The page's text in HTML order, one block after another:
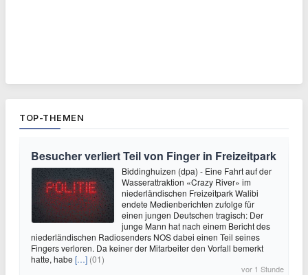
TOP-THEMEN
Besucher verliert Teil von Finger in Freizeitpark
Biddinghuizen (dpa) - Eine Fahrt auf der
Wasserattraktion «Crazy River» im
niederländischen Freizeitpark Walibi
endete Medienberichten zufolge für
einen jungen Deutschen tragisch: Der
junge Mann hat nach einem Bericht des
niederländischen Radiosenders NOS dabei einen Teil seines
Fingers verloren. Da keiner der Mitarbeiter den Vorfall bemerkt
hatte, habe […] (01)
vor 1 Stunde